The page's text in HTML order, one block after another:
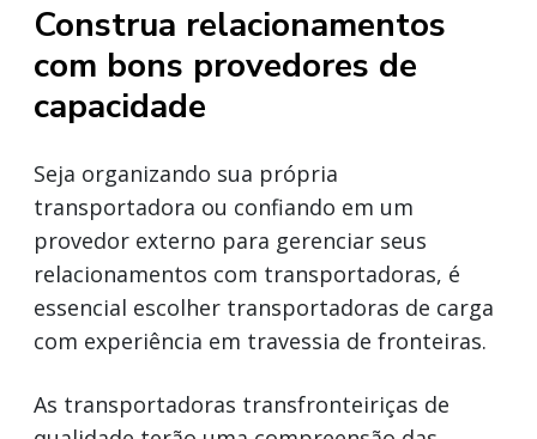
Construa relacionamentos
com bons provedores de
capacidade
Seja organizando sua própria
transportadora ou confiando em um
provedor externo para gerenciar seus
relacionamentos com transportadoras, é
essencial escolher transportadoras de carga
com experiência em travessia de fronteiras.
As transportadoras transfronteiriças de